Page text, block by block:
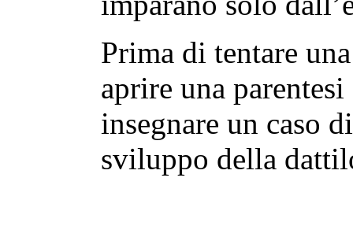
Prima di tentare
aprire una
insegnare un caso
sviluppo della